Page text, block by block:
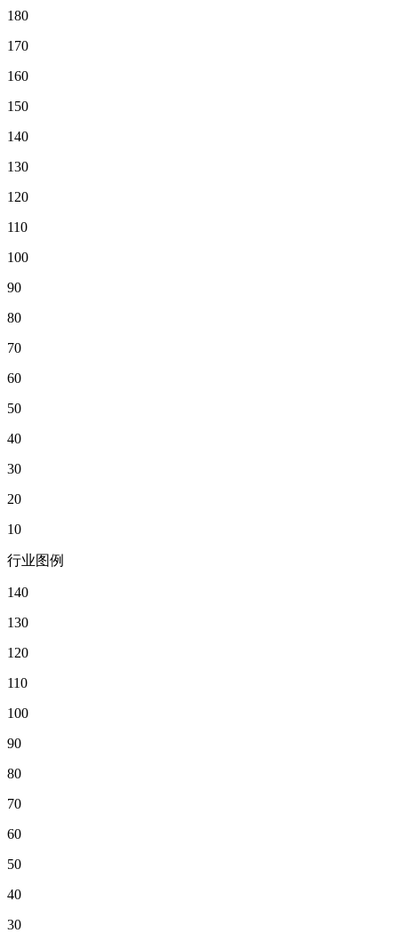
180
170
160
150
140
130
120
110
100
90
80
70
60
50
40
30
20
10
行业图例
140
130
120
110
100
90
80
70
60
50
40
30